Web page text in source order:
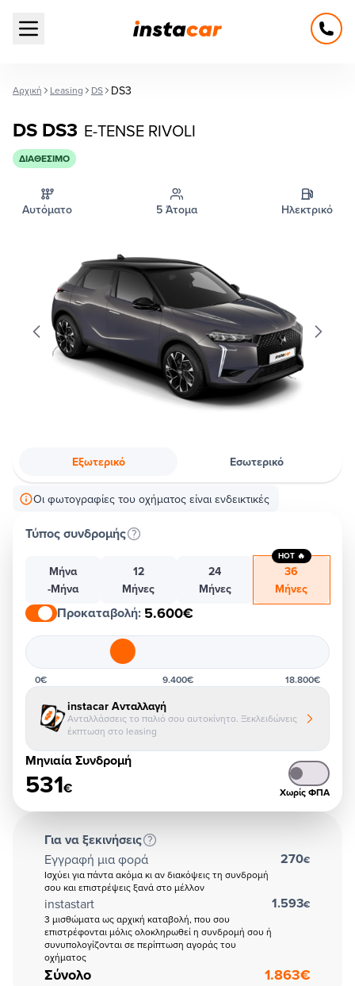
Open main menu
Αρχική Leasing DS DS3
DS DS3 E-TENSE RIVOLI
ΔΙΑΘΈΣΙΜΟ
Αυτόματο 5 Άτομα Ηλεκτρικό
Εξωτερικό Εσωτερικό
Οι φωτογραφίες του οχήματος είναι ενδεικτικές
Τύπος συνδρομής
Μήνα
-Μήνα
12
Μήνες
24
Μήνες
36
Μήνες
HOT 🔥
Προκαταβολή: 5.600€
0€ 9.400€ 18.800€
instacar Ανταλλαγή
Ανταλλάσσεις το παλιό σου αυτοκίνητο. Ξεκλειδώνεις
έκπτωση στο leasing
Μηνιαία Συνδρομή
531€ Χωρίς ΦΠΑ
Για να ξεκινήσεις
Εγγραφή μια φορά
Ισχύει για πάντα ακόμα κι αν διακόψεις τη συνδρομή
σου και επιστρέψεις ξανά στο μέλλον
270€
instastart
3 μισθώματα ως αρχική καταβολή, που σου
επιστρέφονται μόλις ολοκληρωθεί η συνδρομή σου ή
συνυπολογίζονται σε περίπτωση αγοράς του
οχήματος
1.593€
Σύνολο 1.863€